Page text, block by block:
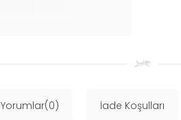
Yorumlar(0) İade Koşulları